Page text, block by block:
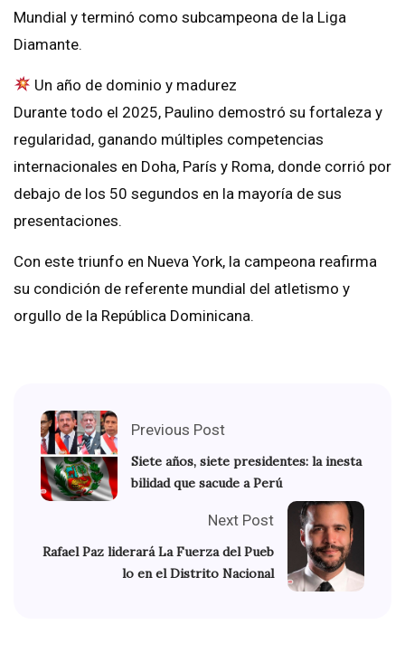
Mundial y terminó como subcampeona de la Liga
Diamante.
Un año de dominio y madurez
Durante todo el 2025, Paulino demostró su fortaleza y
regularidad, ganando múltiples competencias
internacionales en Doha, París y Roma, donde corrió por
debajo de los 50 segundos en la mayoría de sus
presentaciones.
Con este triunfo en Nueva York, la campeona reafirma
su condición de referente mundial del atletismo y
orgullo de la República Dominicana.
Previous Post
Siete años, siete presidentes: la inesta
bilidad que sacude a Perú
Next Post
Rafael Paz liderará La Fuerza del Pueb
lo en el Distrito Nacional